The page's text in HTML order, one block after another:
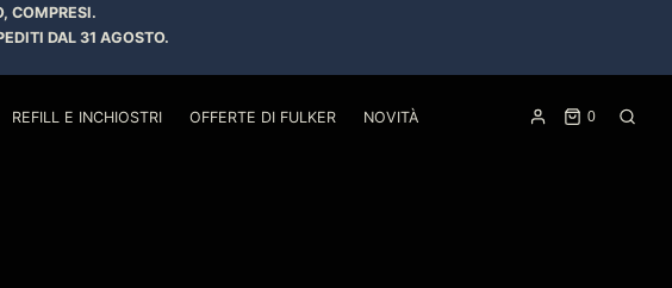
COMPRESI.
DAL 31 AGOSTO.
REFILL E INCHIOSTRI OFFERTE DI FULKER NOVITÀ 0